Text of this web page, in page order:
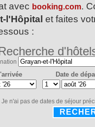
avec booking.com.
l'Hôpital et faites
:
Date de
Je n'ai pas de dates de séjour